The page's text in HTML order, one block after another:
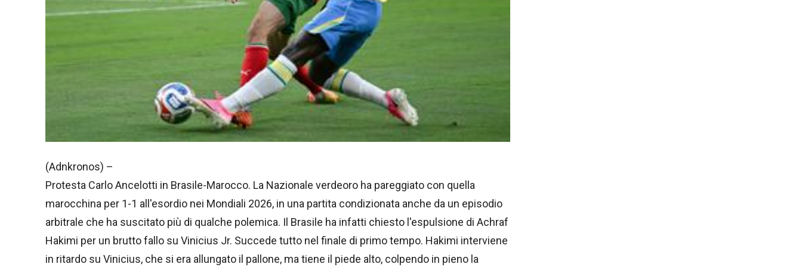
(Adnkronos) –
Protesta Carlo Ancelotti in Brasile-Marocco. La Nazionale verdeoro ha pareggiato con quella
marocchina per 1-1 all'esordio nei Mondiali 2026, in una partita condizionata anche da un episodio
arbitrale che ha suscitato più di qualche polemica. Il Brasile ha infatti chiesto l'espulsione di Achraf
Hakimi per un brutto fallo su Vinicius Jr. Succede tutto nel finale di primo tempo. Hakimi interviene
in ritardo su Vinicius, che si era allungato il pallone, ma tiene il piede alto, colpendo in pieno la